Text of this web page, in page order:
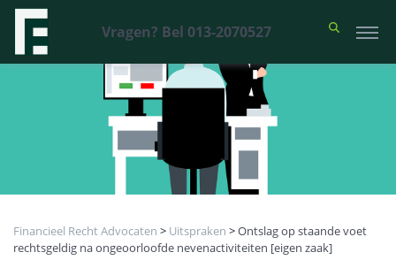
Vragen? Bel 013-2070527
Financieel Recht Advocaten > Uitspraken >Ontslag op staande voet
rechtsgeldig na ongeoorloofde nevenactiviteiten [eigen zaak]